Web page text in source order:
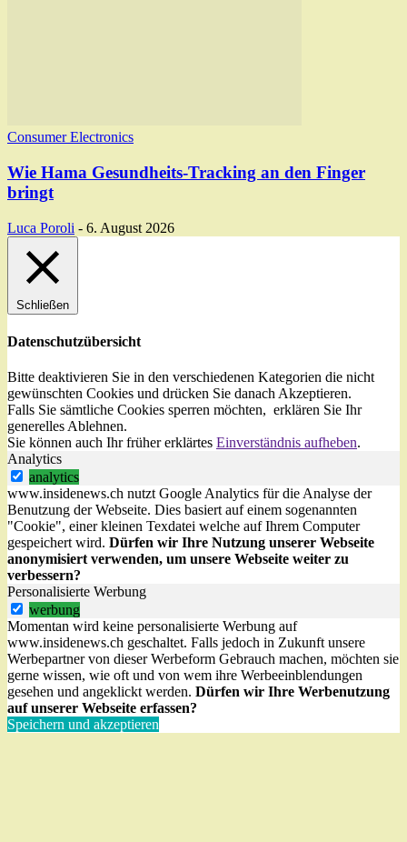
Consumer Electronics
Wie Hama Gesundheits-Tracking an den Finger
bringt
Luca Poroli - 6. August 2026
Schließen
Datenschutzübersicht
Bitte deaktivieren Sie in den verschiedenen Kategorien die nicht
gewünschten Cookies und drücken Sie danach Akzeptieren.
Falls Sie sämtliche Cookies sperren möchten, erklären Sie Ihr
generelles Ablehnen.
Sie können auch Ihr früher erklärtes Einverständnis aufheben.
Analytics
analytics
www.insidenews.ch nutzt Google Analytics für die Analyse der
Benutzung der Webseite. Dies basiert auf einem sogenannten
"Cookie", einer kleinen Texdatei welche auf Ihrem Computer
gespeichert wird. Dürfen wir Ihre Nutzung unserer Webseite
anonymisiert verwenden, um unsere Webseite weiter zu
verbessern?
Personalisierte Werbung
werbung
Momentan wird keine personalisierte Werbung auf
www.insidenews.ch geschaltet. Falls jedoch in Zukunft unsere
Werbepartner von dieser Werbeform Gebrauch machen, möchten sie
gerne wissen, wie oft und von wem ihre Werbeeinblendungen
gesehen und angeklickt werden. Dürfen wir Ihre Werbenutzung
auf unserer Webseite erfassen?
Speichern und akzeptieren